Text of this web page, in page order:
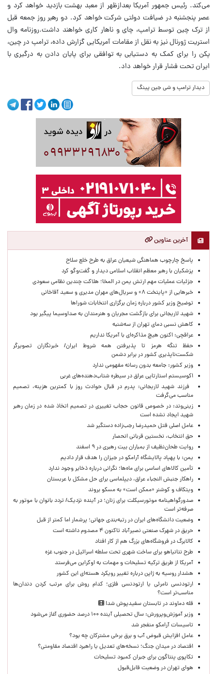
می‌کند. رئیس جمهور آمریکا بعدازظهر از معبد بهشت بازدید خواهد کرد و
عصر پنجشنبه در ضیافت دولتی شرکت خواهد کرد. دو رهبر روز جمعه قبل
از ترک چین توسط ترامپ، چای و ناهار کاری خواهند داشت.روزنامه وال
استریت ژورنال نیز به نقل از مقامات آمریکایی گزارش داده، ترامپ در چین،
پکن را برای کمک به دستیابی به توافقی برای پایان دادن به درگیری با
ایران تحت فشار قرار خواهد داد.
دیدار ترامپ و شی جین پینگ
آخرین عناوین
پاسخ چارچوب هماهنگی شیعیان عراق به طرح خلع سلاح
پزشکیان با رهبر معظم انقلاب اسلامی دیدار و گفت‌وگو کرد
جزئیات عملیات مهم ارتش یمن در المخا؛ هلاکت چندین نظامی سعودی
خبرهایی از «پایتخت ۸» و سریال‌های مهران مدیری و سعید آقاخانی
توضیح وزیر کشور درباره زمان برگزاری انتخابات شوراها
شهید لاریجانی برای بازگشت مجریان و هنرمندان به صداوسیما پیگیر بود
کاهش نسبی دمای تهران از سه‌شنبه
عراقچی: اکنون هیچ مذاکره‌ای با آمریکا نداریم
حفظ تنگه هرمز تا پذیرفتن همه شروط ایران/ خبرنگاران تصویرگر
شکست‌ناپذیری کشور در برابر دشمن
وزیر کشور: جامعه بدون رسانه مفهومی ندارد
اکوسیستم استارتاپی عراق در سیطره شتاب‌دهنده‌‌های غربی
فرزند شهید لاریجانی: پدرم در قبال حوادث روز با کمترین هزینه، تصمیم
مناسب می‌گرفت
زینی‌وند: در خصوص قانون حجاب تغییری در تصمیم اتخاذ شده در زمان رهبر
شهید ایجاد نشده است
عامل اصلی قتل حمیدرضا رجب‌زاده دستگیر شد
حق انتخاب، نخستین قربانی انحصار
روایت طحان‌نظیف از بمباران بیت رهبری در ۹ اسفند
یمن: با پهپاد پالایشگاه آرامکو در جیزان را هدف قرار دادیم
تأمین کالاهای اساسی برای ماه‌ها؛ نگرانی درباره ذخایر وجود ندارد
راهکار جنبش النجباء عراق، دیپلماسی برای حل مشکل با عربستان
ویتکاف و کوشنر «ممکن است» به مسکو بروند
صدورگواهینامه موتورسیکلت برای زنان؛ در آینده نزدیک/ تردد بانوان با موتور به‌
صرفه‌تر است
وضعیت دانشگاه‌های ایران در رتبه‌بندی جهانی؛ پرشمار اما کمتر از قبل
حریق در شهرک صنعتی نصیرآباد تاکنون ۴ مصدوم داشته است
کالابرگ در فروشگاه‌های بزرگ هم از کار افتاد
طرح نتانیاهو برای ساخت شهری تحت سلطه اسرائیل در جنوب غزه
آمریکا از طریق ترکیه تسلیحات و مهمات به اوکراین می‌فرستد
هشدار روسیه به ژاپن درباره تغییر رویکرد هسته‌ای این کشور
ارتودنسی نامرئی یا ارتودنسی فلزی؛ کدام روش برای مرتب کردن دندان‌ها
مناسب‌تر است؟
قله دماوند در تابستان سفیدپوش شد!
وزیر آموزش‌وپرورش: سال تحصیلی آینده ۱۰۰ درصد حضوری آغاز می‌شود
تاسیسات آرامکو منفجر شد
عامل افزایش قبوض آب و برق برخی مشترکان چه بود؟
اقتصاد در میدان جنگ؛ نسخه‌های تعدیل یا راهبرد اقتصاد مقاومتی؟
تکاپوی پنتاگون برای جبران کمبود تسلیحات
هوای تهران در وضعیت قابل‌قبول